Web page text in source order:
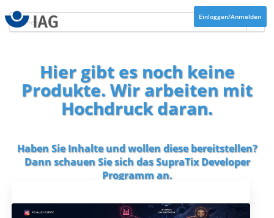
Einloggen/Anmelden
Hier gibt es noch keine
Produkte. Wir arbeiten mit
Hochdruck daran.
Haben Sie Inhalte und wollen diese bereitstellen?
Dann schauen Sie sich dasSupraTix Developer
Programman.